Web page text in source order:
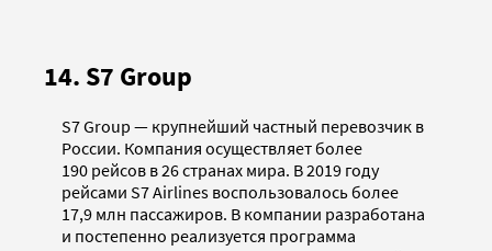
14. S7 Group
S7 Group — крупнейший частный перевозчик в
России. Компания осуществляет более
190 рейсов в 26 странах мира. В 2019 году
рейсами S7 Airlines воспользовалось более
17,9 млн пассажиров. В компании разработана
и постепенно реализуется программа